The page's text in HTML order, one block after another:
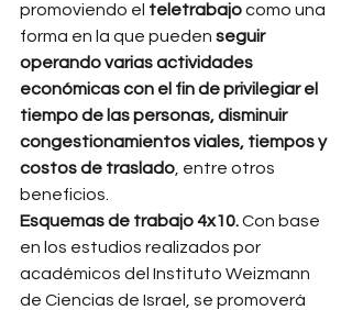
promoviendo el teletrabajo como una
forma en la que pueden seguir
operando varias actividades
económicas con el fin de privilegiar el
tiempo de las personas, disminuir
congestionamientos viales, tiempos y
costos de traslado , entre otros
beneficios.
Esquemas de trabajo 4x10. Con base
en los estudios realizados por
académicos del Instituto Weizmann
de Ciencias de Israel, se promoverá